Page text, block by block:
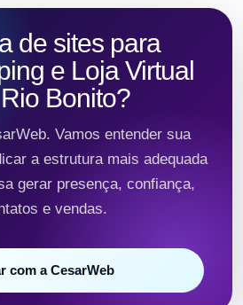
de sites para
e Loja Virtual
Bonito?
Vamos entender sua
a estrutura mais adequada
gerar presença, confiança,
e vendas.
com a CesarWeb